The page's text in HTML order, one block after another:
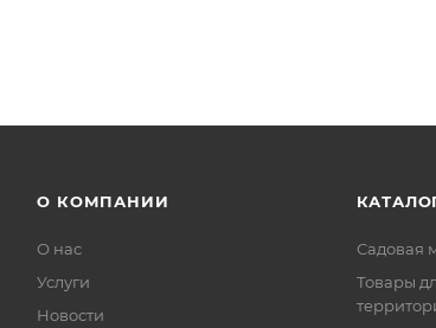
О КОМПАНИИ
О нас
Услуги
Новости
Садовая
Товары